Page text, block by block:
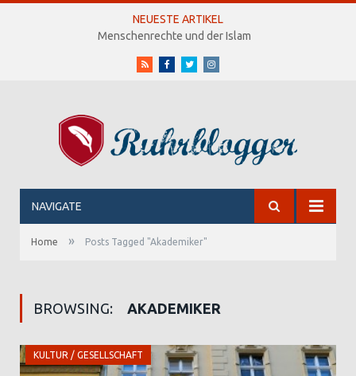
NEUESTE ARTIKEL
Menschenrechte und der Islam
RSS FacebookTwitterInstagram
NAVIGATE
Home » Posts Tagged "Akademiker"
BROWSING: AKADEMIKER
KULTUR / GESELLSCHAFT